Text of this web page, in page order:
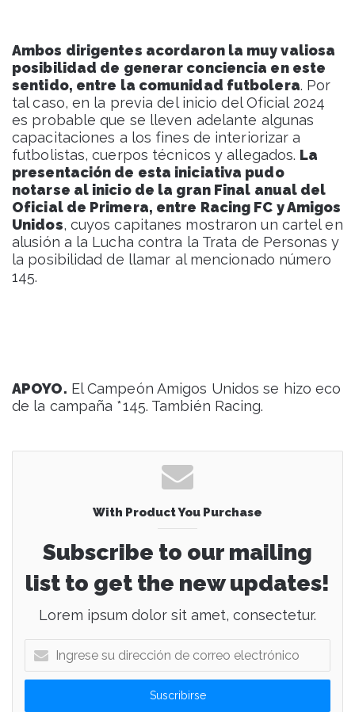
Ambos dirigentes acordaron la muy valiosa
posibilidad de generar conciencia en este
sentido, entre la comunidad futbolera. Por
tal caso, en la previa del inicio del Oficial 2024
es probable que se lleven adelante algunas
capacitaciones a los fines de interiorizar a
futbolistas, cuerpos técnicos y allegados. La
presentación de esta iniciativa pudo
notarse al inicio de la gran Final anual del
Oficial de Primera, entre Racing FC y Amigos
Unidos, cuyos capitanes mostraron un cartel en
alusión a la Lucha contra la Trata de Personas y
la posibilidad de llamar al mencionado número
145.
APOYO. El Campeón Amigos Unidos se hizo eco
de la campaña *145. También Racing.
With Product You Purchase
Subscribe to our mailing
list to get the new updates!
Lorem ipsum dolor sit amet, consectetur.
g